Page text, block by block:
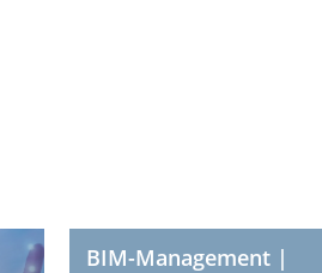
BIM-Management |